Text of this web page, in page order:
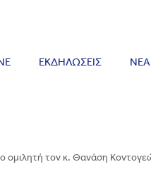
ΕΚΔΗΛΩΣΕΙΣ ΝΕΑ
ομιλητή τον κ. Θανάση